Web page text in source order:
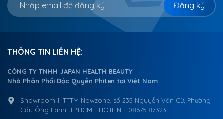
Đăng ký
THÔNG TIN LIÊN HỆ:
CÔNG TY TNHH JAPAN HEALTH BEAUTY
Nhà Phân Phối Độc Quyền Phiten tại Việt Nam
Showroom 1: TTTM Nowzone, số 235 Nguyễn Văn Cừ, Phường
Cầu Ông Lãnh, TP.HCM - HOTLINE: 08675.87323